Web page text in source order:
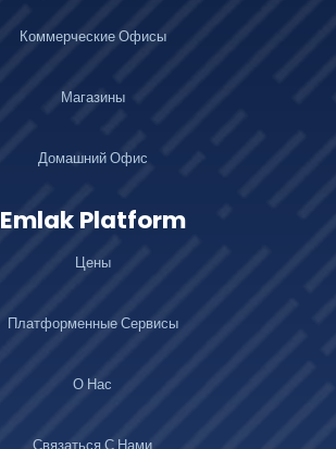
Коммерческие Офисы
Магазины
Домашний Офис
Emlak Platform
Цены
Платформенные Сервисы
О Нас